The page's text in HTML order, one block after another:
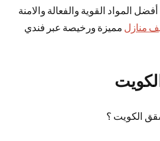
المواد القوية والفعالة والامنة
منازل مميزة ورخيصة عبر فندي
الكويت ؟